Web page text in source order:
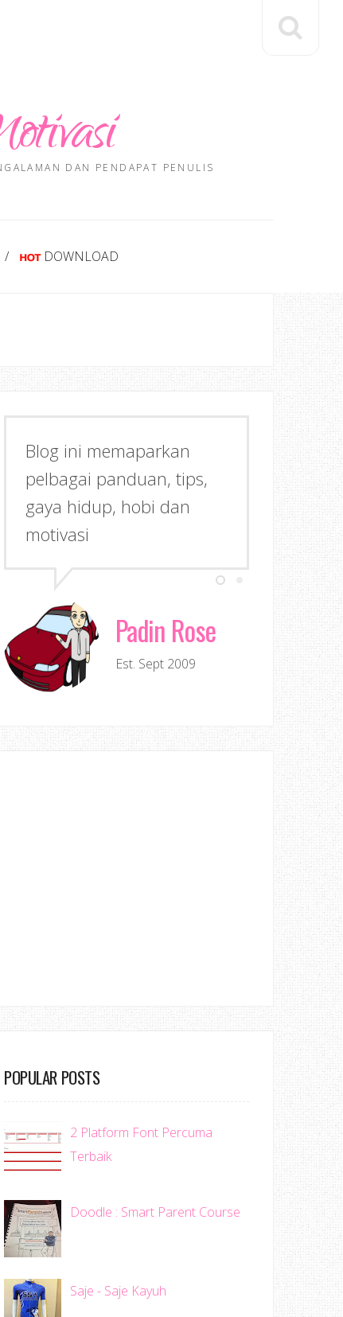
DAN PENDAPAT PENULIS
DOWNLOAD
Blog ini memaparkan
pelbagai panduan, tips,
gaya hidup, hobi dan
motivasi
Padin Rose
Est. Sept 2009
POPULAR POSTS
2 Platform Font Percuma
Terbaik
Doodle : Smart Parent Course
Saje - Saje Kayuh